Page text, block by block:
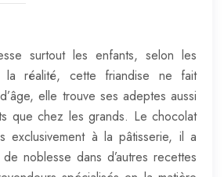
surtout les enfants, selon les
la réalité, cette friandise ne fait
elle trouve ses adeptes aussi
que chez les grands. Le chocolat
exclusivement à la pâtisserie, il a
noblesse dans d’autres recettes